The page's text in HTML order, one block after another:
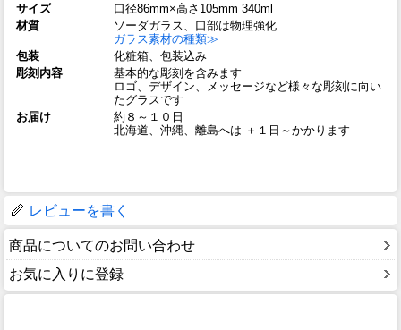
サイズ
口径86mm×高さ105mm 340ml
材質
ソーダガラス、口部は物理強化
ガラス素材の種類≫
包装
化粧箱、包装込み
彫刻内容
基本的な彫刻を含みます
ロゴ、デザイン、メッセージなど様々な彫刻に向い
たグラスです
お届け
約８～１０日
北海道、沖縄、離島へは ＋１日～かかります
レビューを書く
商品についてのお問い合わせ
お気に入りに登録